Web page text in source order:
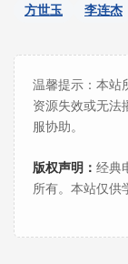
方世玉
李连杰
温馨提示：本站
资源失效或无法
服协助。
版权声明： 经典
所有。本站仅供